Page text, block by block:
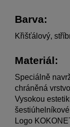
Barva:
Křišťálový,
Materiál:
Speciálně
chráněná
Vysokou
Logo